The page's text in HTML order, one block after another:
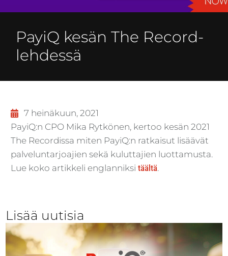
PayiQ kesän The Record-
lehdessä
7 heinäkuun, 2021
PayiQ:n CPO Mika Rytkönen, kertoo kesän 2021
The Recordissa miten PayiQ:n ratkaisut lisäävät
palveluntarjoajien sekä kuluttajien luottamusta.
Lue koko artikkeli englanniksi täältä.
Lisää uutisia